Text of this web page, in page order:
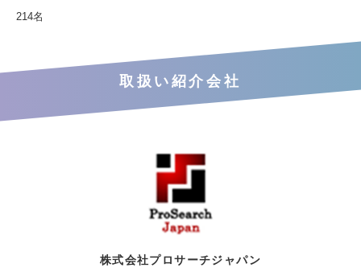
214名
取扱い紹介会社
株式会社プロサーチジャパン